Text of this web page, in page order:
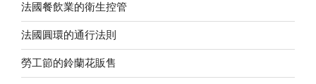
法國餐飲業的衛生控管
法國圓環的通行法則
勞工節的鈴蘭花販售